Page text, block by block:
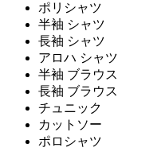
ポリシャツ
半袖 シャツ
長袖 シャツ
アロハ シャツ
半袖 ブラウス
長袖 ブラウス
チュニック
カットソー
ポロシャツ